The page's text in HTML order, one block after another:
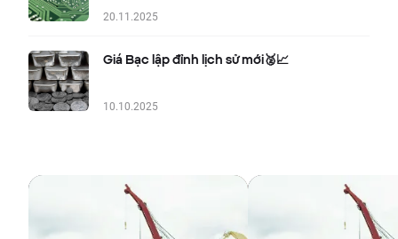
20.11.2025
Giá Bạc lập đỉnh lịch sử mới🥈📈
10.10.2025